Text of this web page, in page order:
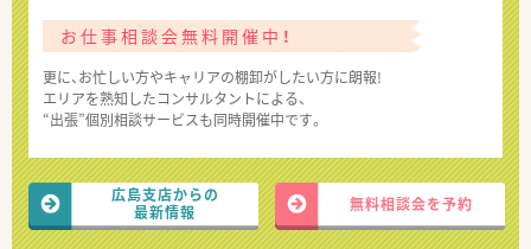
お仕事相談会無料開催中！
更に、お忙しい方やキャリアの棚卸がしたい方に朗報!
エリアを熟知したコンサルタントによる、
“出張”個別相談サービスも同時開催中です。
広島支店からの
最新情報
無料相談会を予約